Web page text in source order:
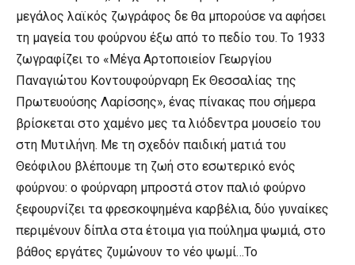
μεγάλος λαϊκός ζωγράφος δε θα μπορούσε να αφήσει
τη μαγεία του φούρνου έξω από το πεδίο του. Το 1933
ζωγραφίζει το «Μέγα Αρτοποιείον Γεωργίου
Παναγιώτου Κοντουφούρναρη Εκ Θεσσαλίας της
Πρωτευούσης Λαρίσσης», ένας πίνακας που σήμερα
βρίσκεται στο χαμένο μες τα λιόδεντρα μουσείο του
στη Μυτιλήνη. Με τη σχεδόν παιδική ματιά του
Θεόφιλου βλέπουμε τη ζωή στο εσωτερικό ενός
φούρνου: ο φούρναρη μπροστά στον παλιό φούρνο
ξεφουρνίζει τα φρεσκοψημένα καρβέλια, δύο γυναίκες
περιμένουν δίπλα στα έτοιμα για πούλημα ψωμιά, στο
βάθος εργάτες ζυμώνουν το νέο ψωμί…Το